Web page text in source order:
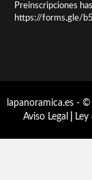
Preinscripciones
https://forms.gle/
lapanoramica.es -
Aviso Legal